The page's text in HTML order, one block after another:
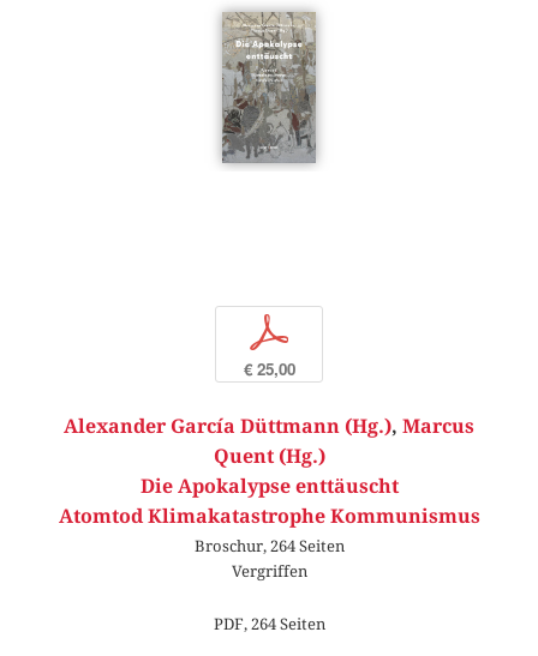
p
€ 25,00
Alexander García Düttmann (Hg.), Marcus
Quent (Hg.)
Die Apokalypse enttäuscht
Atomtod Klimakatastrophe Kommunismus
Broschur, 264 Seiten
Vergriffen
PDF, 264 Seiten